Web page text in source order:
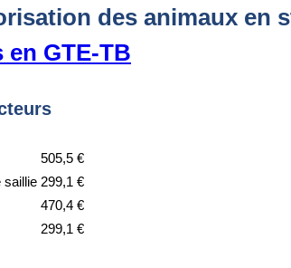
des animaux en
GTE-TB
505,5 €
saillie 299,1 €
470,4 €
299,1 €